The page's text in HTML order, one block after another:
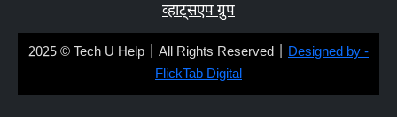
व्हाट्सएप ग्रुप
2025 © Tech U Help | All Rights Reserved | Designed by -
FlickTab Digital